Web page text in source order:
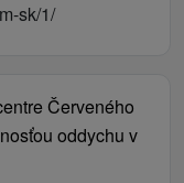
sk/1/
Červeného
oddychu v